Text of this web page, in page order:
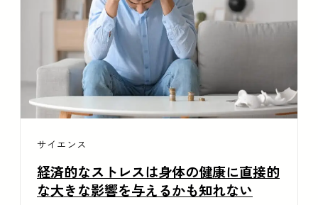
サイエンス
経済的なストレスは身体の健康に直接的
な大きな影響を与えるかも知れない